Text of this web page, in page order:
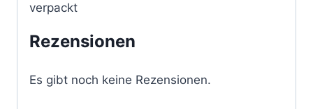
verpackt
Rezensionen
Es gibt noch keine Rezensionen.